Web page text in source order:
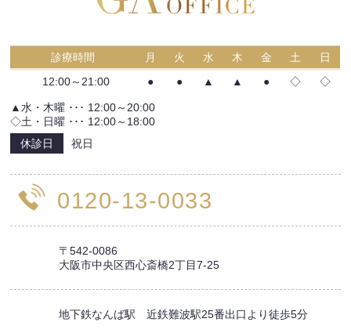
診療時間 月 火 水 木 金 土
日
12:00～21:00
● ● ▲ ▲ ● ◇ ◇
▲水・木曜 ･･･ 12:00～20:00
◇土・日曜 ･･･ 12:00～18:00
休診日
祝日
0120-13-0033
〒542-0086
大阪市中央区西心斎橋2丁目7-25
地下鉄なんば駅 近鉄難波駅25番出口より徒歩5分